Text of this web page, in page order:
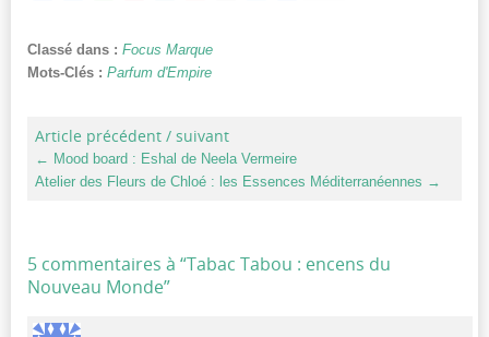
Classé dans : Focus Marque
Mots-Clés : Parfum d'Empire
Article précédent / suivant
← Mood board : Eshal de Neela Vermeire
Atelier des Fleurs de Chloé : les Essences Méditerranéennes →
5 commentaires à “Tabac Tabou : encens du
Nouveau Monde”